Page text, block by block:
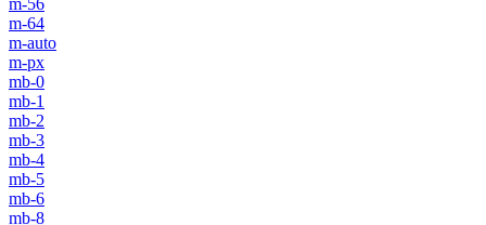
m-64
m-auto
m-px
mb-0
mb-1
mb-2
mb-3
mb-4
mb-5
mb-6
mb-8